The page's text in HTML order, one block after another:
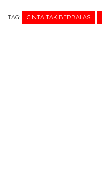
TAG: CINTA TAK BERBALAS